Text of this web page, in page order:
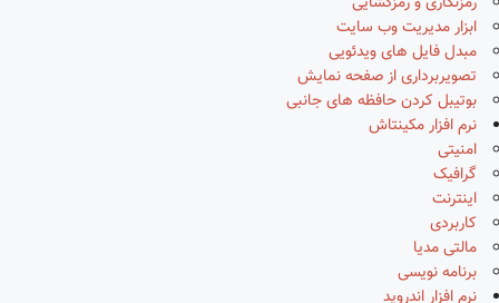
ابزار مدیریت وب سایت
مبدل فایل های ویدئویی
تصویربرداری از صفحه نمایش
بوتیبل کردن حافظه های جانبی
نرم افزار مکینتاش
امنیتی
گرافیک
اینترنت
کاربردی
مالتی مدیا
برنامه نویسی
نرم افزار اندروید